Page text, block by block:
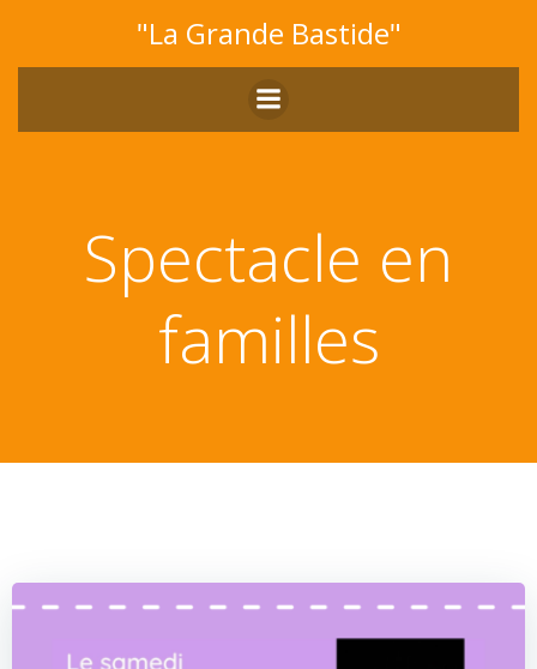
au
contenu
"La Grande Bastide"
Spectacle en
familles